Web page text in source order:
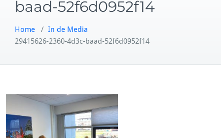
baad-52f6d0952f14
Home / In de Media
29415626-2360-4d3c-baad-52f6d0952f14